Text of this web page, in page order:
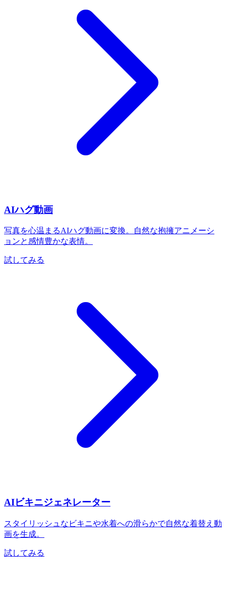
AIハグ動画
写真を心温まるAIハグ動画に変換。自然な抱擁アニメーシ
ョンと感情豊かな表情。
試してみる
AIビキニジェネレーター
スタイリッシュなビキニや水着への滑らかで自然な着替え動
画を生成。
試してみる